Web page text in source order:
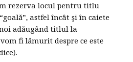
rezerva locul pentru titlu
astfel încât şi în caiete
adăugând titlul la
fi lămurit despre ce este